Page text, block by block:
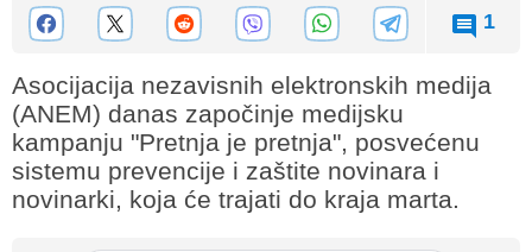
1
Asocijacija nezavisnih elektronskih medija
(ANEM) danas započinje medijsku
kampanju "Pretnja je pretnja", posvećenu
sistemu prevencije i zaštite novinara i
novinarki, koja će trajati do kraja marta.